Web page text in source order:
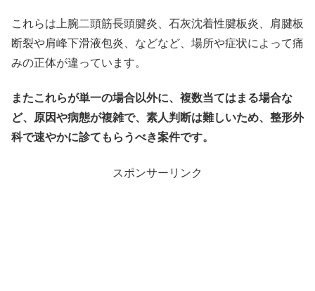
これらは上腕二頭筋長頭腱炎、石灰沈着性腱板炎、肩腱板
断裂や肩峰下滑液包炎、などなど、場所や症状によって痛
みの正体が違っています。
またこれらが単一の場合以外に、複数当てはまる場合な
ど、原因や病態が複雑で、素人判断は難しいため、整形外
科で速やかに診てもらうべき案件です。
スポンサーリンク